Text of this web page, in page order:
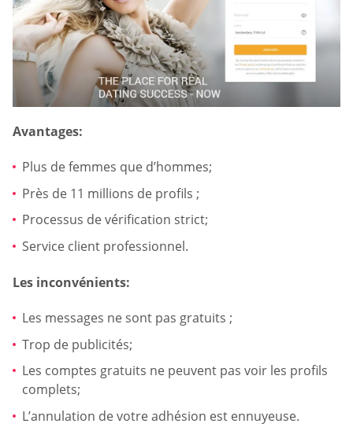
Avantages:
Plus de femmes que d’hommes;
Près de 11 millions de profils ;
Processus de vérification strict;
Service client professionnel.
Les inconvénients:
Les messages ne sont pas gratuits ;
Trop de publicités;
Les comptes gratuits ne peuvent pas voir les profils
complets;
L’annulation de votre adhésion est ennuyeuse.